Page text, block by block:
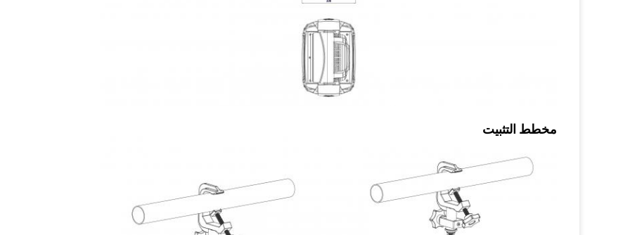
مخطط التثبيت